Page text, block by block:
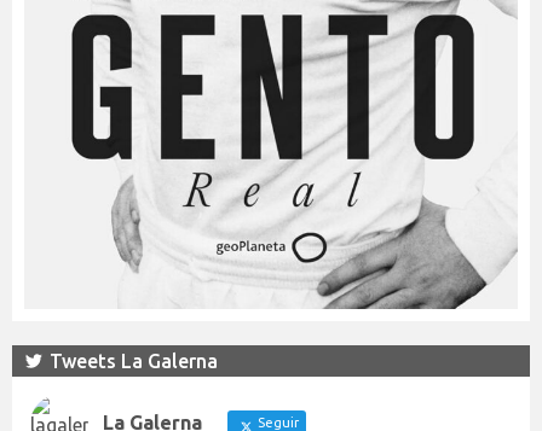
Tweets La Galerna
La Galerna Seguir